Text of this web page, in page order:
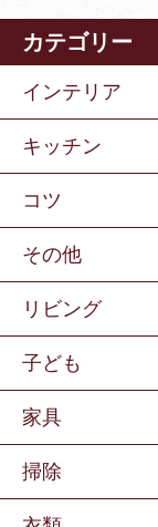
カテゴリー
インテリア
キッチン
コツ
その他
リビング
子ども
家具
掃除